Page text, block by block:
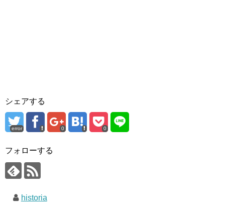
シェアする
error 0 0
フォローする
historia